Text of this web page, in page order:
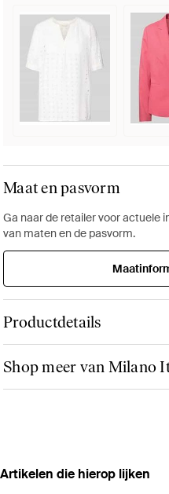
Maat en pasvorm
Ga naar de retailer voor actuele
van maten en de pasvorm.
Productdetails
Shop meer van Milano
Artikelen die hierop lijken